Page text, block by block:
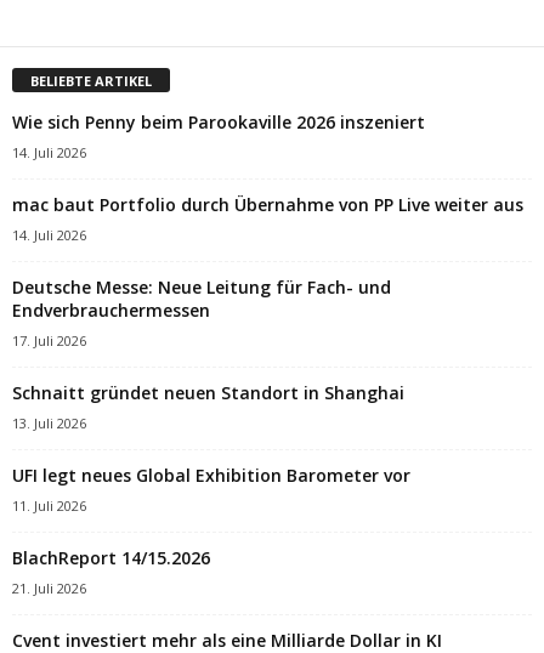
BELIEBTE ARTIKEL
Wie sich Penny beim Parookaville 2026 inszeniert
14. Juli 2026
mac baut Portfolio durch Übernahme von PP Live weiter aus
14. Juli 2026
Deutsche Messe: Neue Leitung für Fach- und
Endverbrauchermessen
17. Juli 2026
Schnaitt gründet neuen Standort in Shanghai
13. Juli 2026
UFI legt neues Global Exhibition Barometer vor
11. Juli 2026
BlachReport 14/15.2026
21. Juli 2026
Cvent investiert mehr als eine Milliarde Dollar in KI